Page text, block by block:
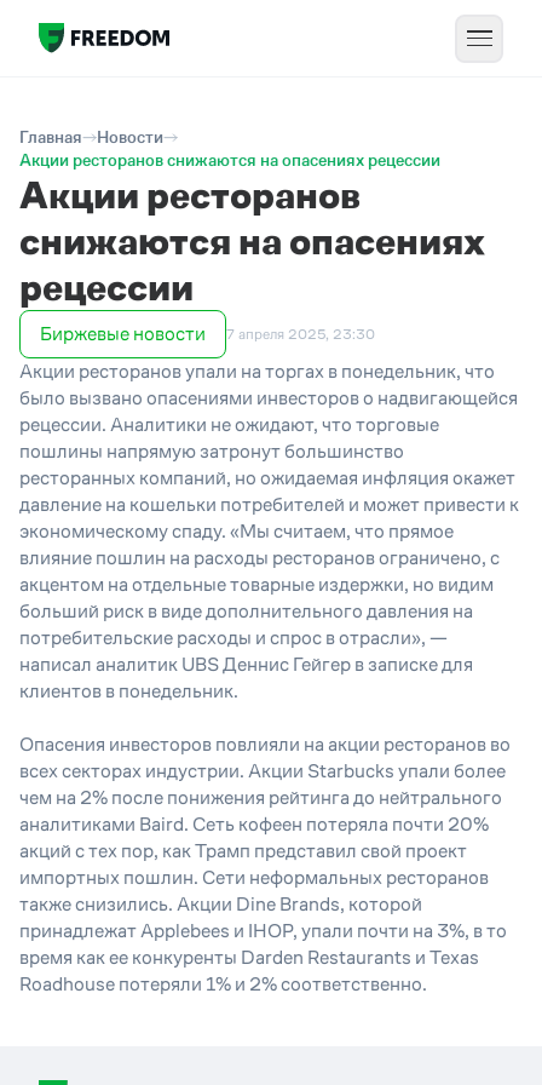
Главная
Новости
Акции ресторанов снижаются на опасениях рецессии
Акции ресторанов
снижаются на опасениях
рецессии
Биржевые новости 7 апреля 2025, 23:30
Акции ресторанов упали на торгах в понедельник, что
было вызвано опасениями инвесторов о надвигающейся
рецессии. Аналитики не ожидают, что торговые
пошлины напрямую затронут большинство
ресторанных компаний, но ожидаемая инфляция окажет
давление на кошельки потребителей и может привести к
экономическому спаду. «Мы считаем, что прямое
влияние пошлин на расходы ресторанов ограничено, с
акцентом на отдельные товарные издержки, но видим
больший риск в виде дополнительного давления на
потребительские расходы и спрос в отрасли», —
написал аналитик UBS Деннис Гейгер в записке для
клиентов в понедельник.
Опасения инвесторов повлияли на акции ресторанов во
всех секторах индустрии. Акции Starbucks упали более
чем на 2% после понижения рейтинга до нейтрального
аналитиками Baird. Сеть кофеен потеряла почти 20%
акций с тех пор, как Трамп представил свой проект
импортных пошлин. Сети неформальных ресторанов
также снизились. Акции Dine Brands, которой
принадлежат Applebees и IHOP, упали почти на 3%, в то
время как ее конкуренты Darden Restaurants и Texas
Roadhouse потеряли 1% и 2% соответственно.